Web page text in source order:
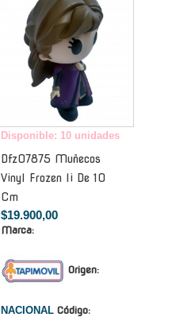
Disponible: 10 unidades
Dfz07875 Muñecos
Vinyl Frozen Ii De 10
Cm
$19.900,00
Marca:
Origen:
NACIONAL Código: